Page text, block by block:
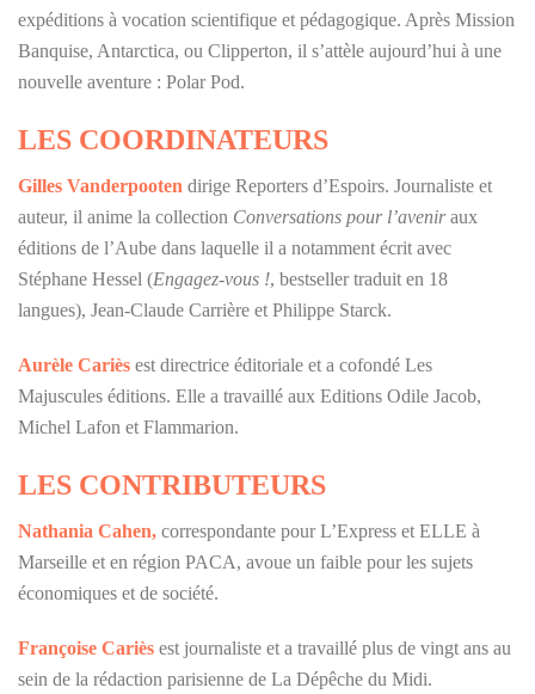
expéditions à vocation scientifique et pédagogique. Après Mission
Banquise, Antarctica, ou Clipperton, il s’attèle aujourd’hui à une
nouvelle aventure : Polar Pod.
LES COORDINATEURS
Gilles Vanderpooten dirige Reporters d’Espoirs. Journaliste et
auteur, il anime la collection Conversations pour l’aveniraux
éditions de l’Aube dans laquelle il a notamment écrit avec
Stéphane Hessel (Engagez-vous !, bestseller traduit en 18
langues), Jean-Claude Carrière et Philippe Starck.
Aurèle Cariès est directrice éditoriale et a cofondé Les
Majuscules éditions. Elle a travaillé aux Editions Odile Jacob,
Michel Lafon et Flammarion.
LES CONTRIBUTEURS
Nathania Cahen, correspondante pour L’Express et ELLE à
Marseille et en région PACA, avoue un faible pour les sujets
économiques et de société.
Françoise Cariès est journaliste et a travaillé plus de vingt ans au
sein de la rédaction parisienne de La Dépêche du Midi.